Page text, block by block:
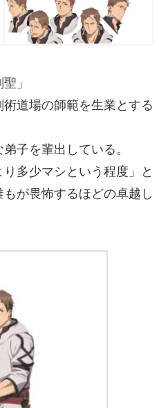
」
道場の師範を生業とする
子を輩出している。
多少マシという程度」と
が畏怖するほどの卓越し